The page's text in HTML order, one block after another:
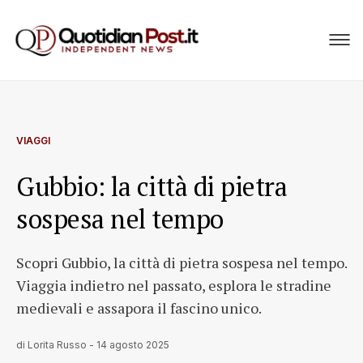
VIAGGI
Gubbio: la città di pietra
sospesa nel tempo
Scopri Gubbio, la città di pietra sospesa nel tempo.
Viaggia indietro nel passato, esplora le stradine
medievali e assapora il fascino unico.
di Lorita Russo - 14 agosto 2025